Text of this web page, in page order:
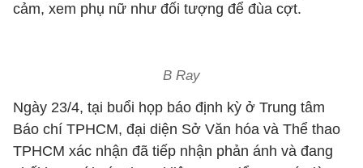
cảm, xem phụ nữ như đối tượng để đùa cợt.
B Ray
Ngày 23/4, tại buổi họp báo định kỳ ở Trung tâm
Báo chí TPHCM, đại diện Sở Văn hóa và Thể thao
TPHCM xác nhận đã tiếp nhận phản ánh và đang